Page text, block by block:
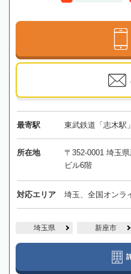
最寄駅 東武鉄道「志木駅
所在地
〒352-0001 埼玉
ビル6階
対応エリア 埼玉、全国オンラ
埼玉県 新座市